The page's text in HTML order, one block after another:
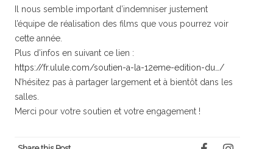
Il nous semble important d’indemniser justement
l’équipe de réalisation des films que vous pourrez voir
cette année.
Plus d’infos en suivant ce lien :
https://fr.ulule.com/soutien-a-la-12eme-edition-du…/
N’hésitez pas à partager largement et à bientôt dans les
salles.
Merci pour votre soutien et votre engagement !